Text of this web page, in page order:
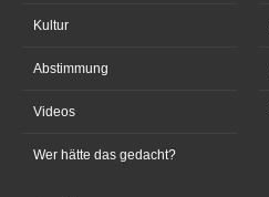
Kultur
Abstimmung
Videos
Wer hätte das gedacht?